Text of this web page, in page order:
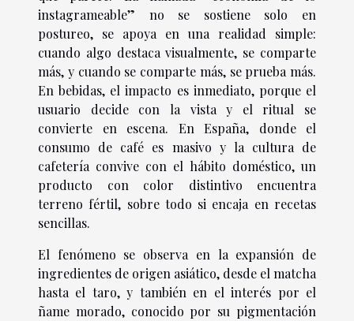
instagrameable” no se sostiene solo en
postureo, se apoya en una realidad simple:
cuando algo destaca visualmente, se comparte
más, y cuando se comparte más, se prueba más.
En bebidas, el impacto es inmediato, porque el
usuario decide con la vista y el ritual se
convierte en escena. En España, donde el
consumo de café es masivo y la cultura de
cafetería convive con el hábito doméstico, un
producto con color distintivo encuentra
terreno fértil, sobre todo si encaja en recetas
sencillas.
El fenómeno se observa en la expansión de
ingredientes de origen asiático, desde el matcha
hasta el taro, y también en el interés por el
ñame morado, conocido por su pigmentación